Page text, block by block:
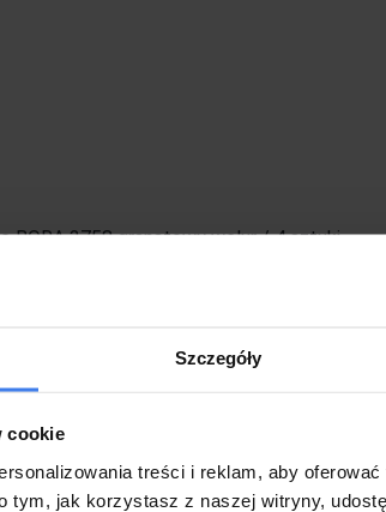
Szczegóły
cookie
treści i reklam, aby
tym, jak korzystasz z naszej witryny,
BORA 3758 granatowy welur / 4 sztuki